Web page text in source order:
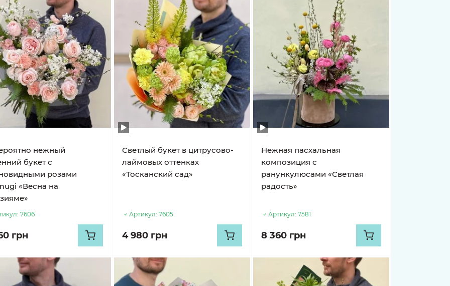
нежный
букет с
розами
«Весна на
7606
грн
Светлый букет в цитрусово-
лаймовых оттенках
«Тосканский сад»
Артикул: 7605
4 980 грн
Нежная пасхальная
композиция с
ранункулюсами «Светлая
радость»
Артикул: 7581
8 360 грн